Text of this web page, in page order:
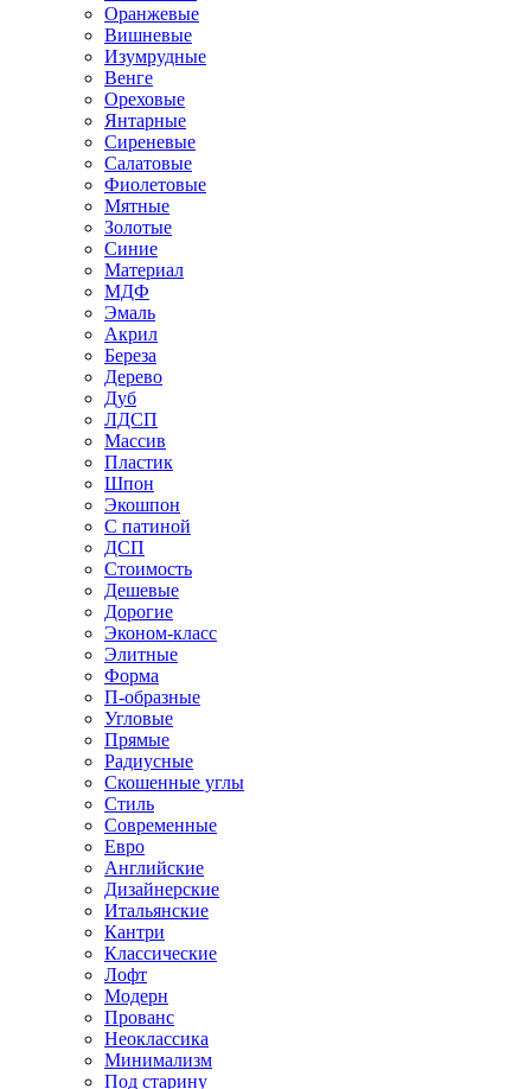
Оранжевые
Вишневые
Изумрудные
Венге
Ореховые
Янтарные
Сиреневые
Салатовые
Фиолетовые
Мятные
Золотые
Синие
Материал
МДФ
Эмаль
Акрил
Береза
Дерево
Дуб
ЛДСП
Массив
Пластик
Шпон
Экошпон
С патиной
ДСП
Стоимость
Дешевые
Дорогие
Эконом-класс
Элитные
Форма
П-образные
Угловые
Прямые
Радиусные
Скошенные углы
Стиль
Современные
Евро
Английские
Дизайнерские
Итальянские
Кантри
Классические
Лофт
Модерн
Прованс
Неоклассика
Минимализм
Под старину